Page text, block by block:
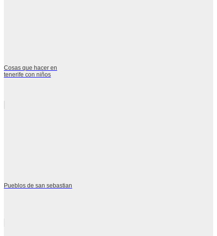
Cosas que hacer en
tenerife con niños
Pueblos de san sebastian